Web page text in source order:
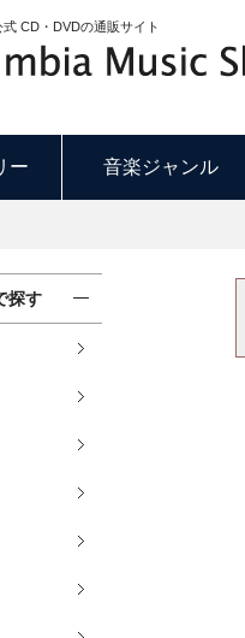
式 CD・DVDの通販サイト
ー 音楽ジャンル
探す